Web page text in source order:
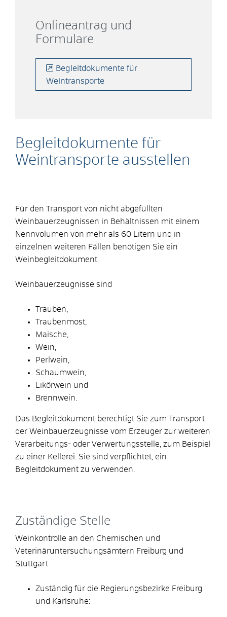
Begleitdokumente für
Weintransporte ausstellen
Für den Transport von nicht abgefüllten
Weinbauerzeugnissen in Behältnissen mit einem
Nennvolumen von mehr als 60 Litern und in
einzelnen weiteren Fällen benötigen Sie ein
Weinbegleitdokument.
Weinbauerzeugnisse sind
Trauben,
Traubenmost,
Maische,
Wein,
Perlwein,
Schaumwein,
Likörwein und
Brennwein.
Das Begleitdokument berechtigt Sie zum Transport
der Weinbauerzeugnisse vom Erzeuger zur weiteren
Verarbeitungs- oder Verwertungsstelle, zum Beispiel
zu einer Kellerei. Sie sind verpflichtet, ein
Begleitdokument zu verwenden.
Onlineantrag und
Formulare
Begleitdokumente für
Weintransporte
Zuständige Stelle
Weinkontrolle an den Chemischen und
Veterinäruntersuchungsämtern Freiburg und
Stuttgart
Zuständig für die Regierungsbezirke Freiburg
und Karlsruhe: